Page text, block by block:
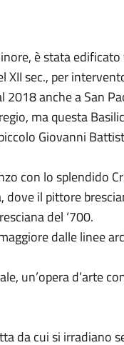
è stata edificato
sec., per
anche a San
ma questa
Giovanni
con lo splendido
dove il pittore
del ‘700.
dalle linee
un’opera d’arte
da cui si irradiano